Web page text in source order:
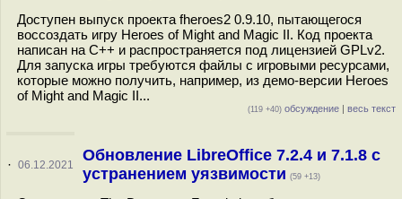
Доступен выпуск проекта fheroes2 0.9.10, пытающегося
воссоздать игру Heroes of Might and Magic II. Код проекта
написан на C++ и распространяется под лицензией GPLv2.
Для запуска игры требуются файлы с игровыми ресурсами,
которые можно получить, например, из демо-версии Heroes
of Might and Magic II...
(119 +40) обсуждение | весь текст
· 06.12.2021
Обновление LibreOffice 7.2.4 и 7.1.8 с
устранением уязвимости (59 +13)